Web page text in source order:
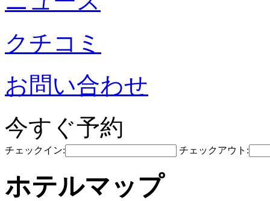
クチコミ
お問い合わせ
今すぐ予約
チェックイン: チェックアウト:
ホテルマップ